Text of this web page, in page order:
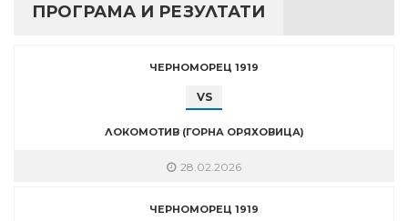
ПРОГРАМА И РЕЗУЛТАТИ
ЧЕРНОМОРЕЦ 1919
VS
ЛОКОМОТИВ (ГОРНА ОРЯХОВИЦА)
28.02.2026
ЧЕРНОМОРЕЦ 1919